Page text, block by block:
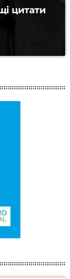
цитати